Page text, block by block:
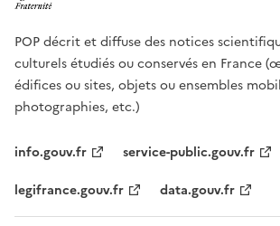
POP décrit et diffuse des notices
culturels étudiés ou conservés en France
édifices ou sites, objets ou ensembles
photographies, etc.)
info.gouv.fr
service-public.gouv.fr
legifrance.gouv.fr
data.gouv.fr